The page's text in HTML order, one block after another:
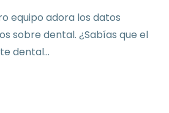
equipo adora los datos
sobre dental. ¿Sabías que el
dental...